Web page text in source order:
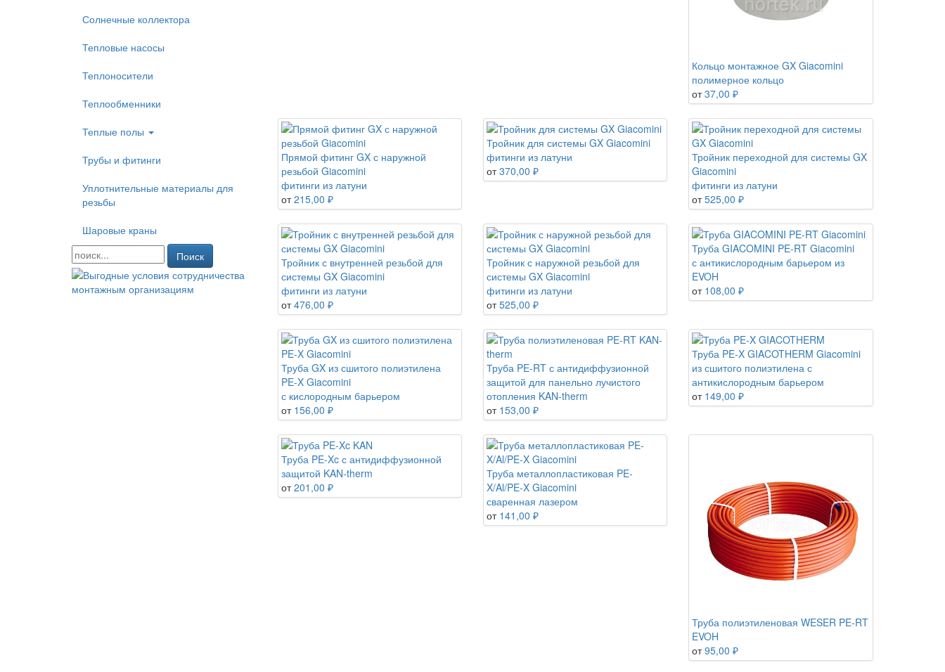
Солнечные коллектора
Тепловые насосы
Теплоносители
Теплообменники
Теплые полы
Трубы и фитинги
Уплотнительные материалы для
резьбы
Шаровые краны
Поиск
Кольцо монтажное GX Giacomini
полимерное кольцо
от 37,00 ₽
Прямой фитинг GX с наружной
резьбой Giacomini
фитинги из латуни
от 215,00 ₽
Тройник для системы GX Giacomini
фитинги из латуни
от 370,00 ₽
Тройник переходной для системы GX
Giacomini
фитинги из латуни
от 525,00 ₽
Тройник с внутренней резьбой для
системы GX Giacomini
фитинги из латуни
от 476,00 ₽
Тройник с наружной резьбой для
системы GX Giacomini
фитинги из латуни
от 525,00 ₽
Труба GIACOMINI PE-RT Giacomini
с антикислородным барьером из
EVOH
от 108,00 ₽
Труба GX из сшитого полиэтилена
PE-X Giacomini
с кислородным барьером
от 156,00 ₽
Труба PE-RT с антидиффузионной
защитой для панельно лучистого
отопления KAN-therm
от 153,00 ₽
Труба PE-X GIACOTHERM Giacomini
из сшитого полиэтилена с
антикислородным барьером
от 149,00 ₽
Труба PE-Xc с антидиффузионной
защитой KAN-therm
от 201,00 ₽
Труба металлопластиковая PE-
X/Al/PE-X Giacomini
сваренная лазером
от 141,00 ₽
Труба полиэтиленовая WESER PE-RT
EVOH
от 95,00 ₽